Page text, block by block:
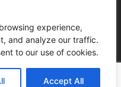
experience,
and analyze our traffic.
to our use of cookies.
Accept All
НИ